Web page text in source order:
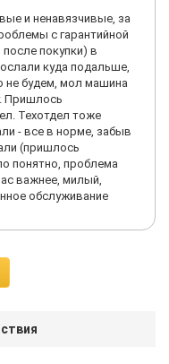
и ненавязчивые, за
с гарантийной
покупки) в
куда подальше,
не будем, мол машина
Пришлось
Техотдел тоже
- все в норме, забыв
(пришлось
понятно, проблема
важнее, милый,
обслуживание